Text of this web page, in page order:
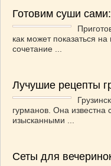
СЕМЬЯ(107)
ДОМ и ДАЧА(140)
ВАШИ РЕЦЕПТЫ(3)
МОДА(102)
японская кухня
Готовим суши
как может показаться
сочетание ...
Лучушие рецепты
гурманов. Она
изысканными ...
Сеты для